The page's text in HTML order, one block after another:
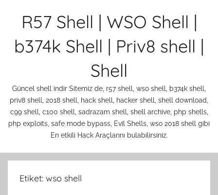
R57 Shell | WSO Shell |
b374k Shell | Priv8 shell |
Shell
Güncel shell indir Sitemiz de, r57 shell, wso shell, b374k shell,
priv8 shell, 2018 shell, hack shell, hacker shell, shell download,
c99 shell, c100 shell, sadrazam shell, shell archive, php shells,
php exploits, safe mode bypass, Evil Shells, wso 2018 shell gibi
En etkili Hack Araçlarını bulabilirsiniz.
Etiket: wso shell